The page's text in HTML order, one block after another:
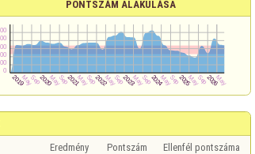
PONTSZÁM ALAKULÁSA
Eredmény Pontszám Ellenfél pontszáma